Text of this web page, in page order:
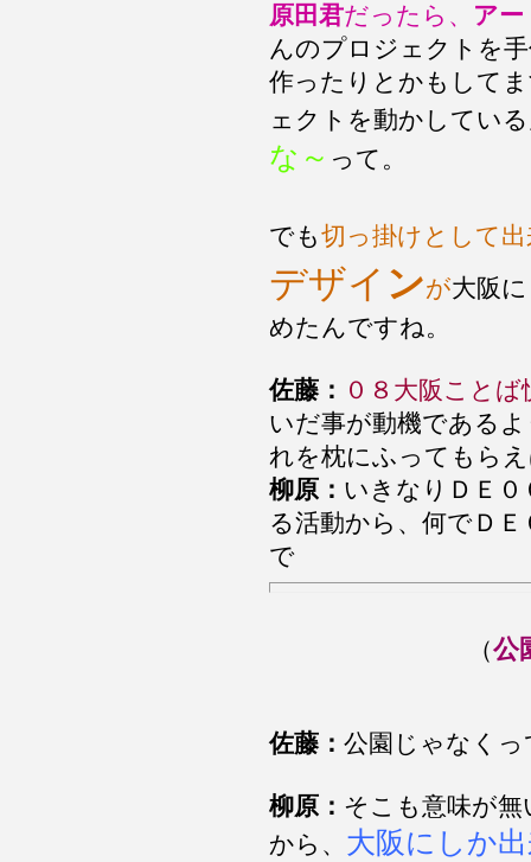
原田君だったら、 アー
んのプロジェクトを
作ったりとかもして
ェクトを動かしてい
な～ って。
でも切っ掛けとして
デザイ ンが大阪
めたんですね。
佐藤： ０８大阪ことば
いだ事が動機である
れを枕にふってもら
柳原： いきなりＤＥ
る活動から、何でＤ
で
（公
佐藤： 公園じゃなく
柳原： そこも意味が
から、 大阪にしか